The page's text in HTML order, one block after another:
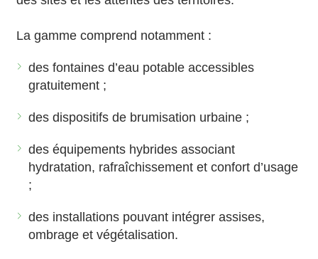
La gamme comprend notamment :
des fontaines d’eau potable accessibles
gratuitement ;
des dispositifs de brumisation urbaine ;
des équipements hybrides associant
hydratation, rafraîchissement et confort d’usage
;
des installations pouvant intégrer assises,
ombrage et végétalisation.